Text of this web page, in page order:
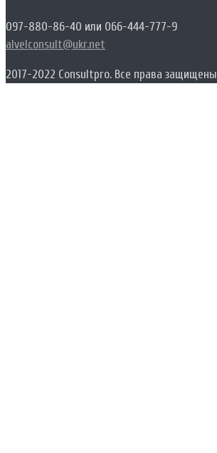
097-880-86-40 или 066-444-777-9
alvelconsult@ukr.net
2017-2022 Consultpro. Все права защищены